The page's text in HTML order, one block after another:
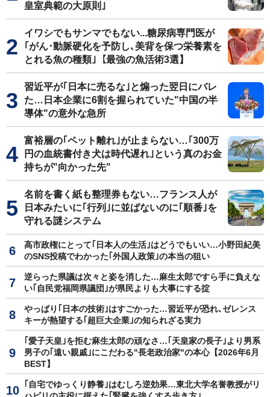
皇室典範の大原則｣
イワシでもサンマでもない...糖尿病専門医が
｢がん･動脈硬化を予防し､美背を保つ栄養素を
とれる魚の種類｣【最強の魚活術3選】
習近平が｢日本に売るな｣と煽った翌日にバレ
た…日本企業に6割を握られていた"中国の半
導体"の意外な急所
富裕層の｢ペット離れ｣が止まらない…｢300万
円の血統書付き犬は時代遅れ｣という真のお金
持ちが"向かった先"
名前を書く紙も整理券もない…フランス人が
日本みたいに｢行列｣に並ばないのに｢順番｣を
守れる謎システム
高市政権にとって｢日本人の生活｣はどうでもいい…小野田紀美
のSNS投稿でわかった｢外国人政策｣の本当の狙い
逆らった県議は次々と姿を消した…麻生太郎ですら手に負えな
い｢自民党福岡県議団｣が県民よりも大事にする掟
やっぱり｢日本の技術｣はすごかった…習近平が恐れ､ゼレンス
キーが熱望する｢超巨大企業｣の知られざる実力
｢愛子天皇｣を拒む麻生太郎の頑なさ…｢天皇家の長子｣より男系
男子の｢遠い親戚｣にこだわる"長老政治家"の本心【2026年6月
BEST】
｢自宅でゆっくり静養｣はむしろ逆効果…東北大学名誉教授がリ